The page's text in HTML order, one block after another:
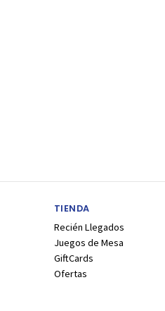
TIENDA
Recién Llegados
Juegos de Mesa
GiftCards
Ofertas